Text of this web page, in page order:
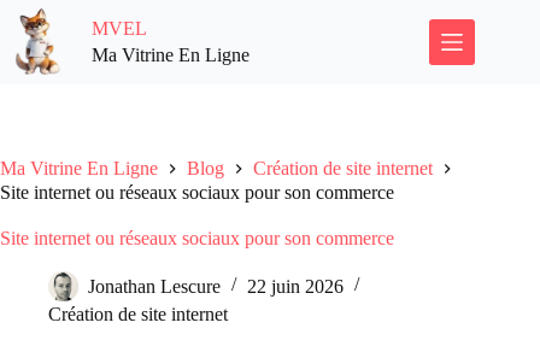
Passer
contenu
MVEL
Ma Vitrine En Ligne
Ma Vitrine En Ligne Blog
Création de site internet
Site internet ou réseaux sociaux pour son commerce
Site internet ou réseaux sociaux pour son commerce
Jonathan Lescure
22 juin 2026
Création de site internet